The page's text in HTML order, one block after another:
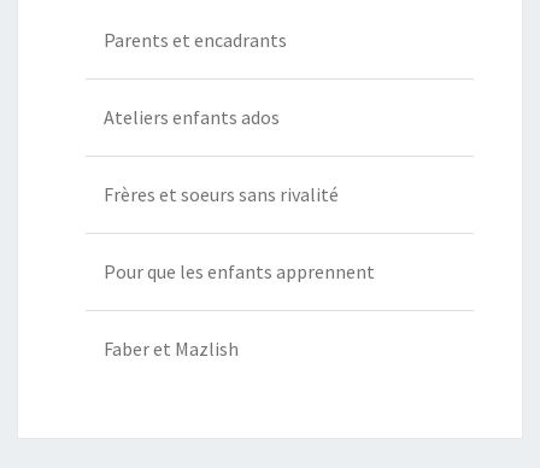
Parents et encadrants
Ateliers enfants ados
Frères et soeurs sans rivalité
Pour que les enfants apprennent
Faber et Mazlish